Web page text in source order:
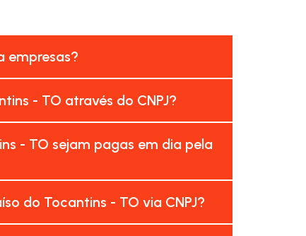
empresas?
- TO através do CNPJ?
- TO sejam pagas em dia pela
do Tocantins - TO via CNPJ?